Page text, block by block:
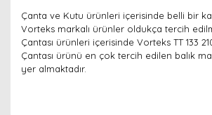
Çanta ve Kutu ürünleri içerisinde belli bir
Vorteks markalı ürünler oldukça tercih
Çantası ürünleri içerisinde Vorteks TT 133
Çantası ürünü en çok tercih edilen balık
yer almaktadır.